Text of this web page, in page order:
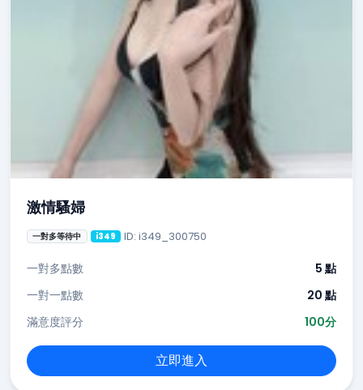
激情騷婦
一對多等待中 i349 ID: i349_300750
一對多點數
5 點
一對一點數
20 點
滿意度評分
100分
立即進入